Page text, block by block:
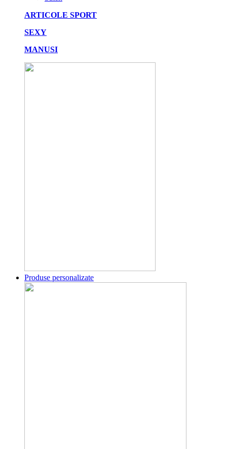
ARTICOLE SPORT
SEXY
MANUSI
Produse personalizate